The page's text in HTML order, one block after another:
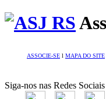
ASSOCIE-SE l MAPA DO SITE
Siga-nos nas Redes Sociais